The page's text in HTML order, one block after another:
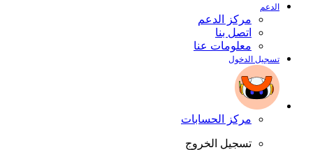
الدعم
مركز الدعم
اتصل بنا
معلومات عنا
تسجيل الدخول
مركز الحسابات
تسجيل الخروج